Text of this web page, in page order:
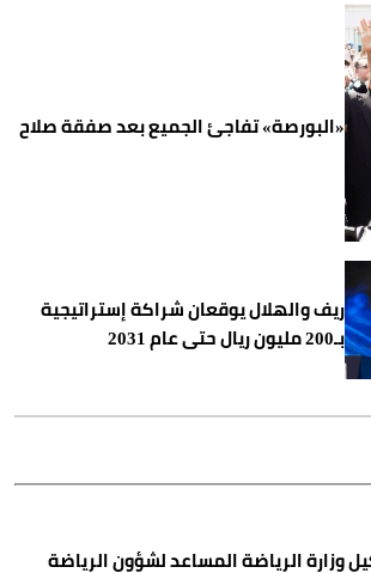
«البورصة» تفاجئ الجميع بعد صفقة صلاح
ريف والهلال يوقعان شراكة إستراتيجية
بـ200 مليون ريال حتى عام 2031
وزارة الرياضة المساعد لشؤون الرياضة